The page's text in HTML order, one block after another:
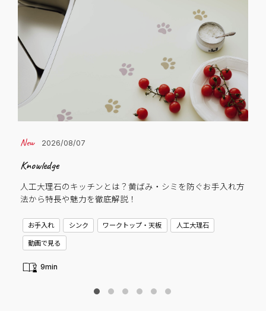
2026/08/07
Knowledge
人工大理石のキッチンとは？黄ばみ・シミを防ぐお手入れ方
法から特長や魅力を徹底解説！
お手入れ シンク ワークトップ・天板
人工大理石
動画で見る
9min